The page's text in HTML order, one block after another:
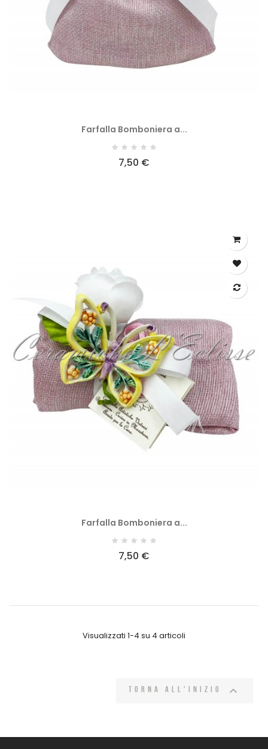
Farfalla Bomboniera a...
7,50 €
Farfalla Bomboniera a...
7,50 €
Visualizzati 1-4 su 4 articoli
Torna all'inizio 